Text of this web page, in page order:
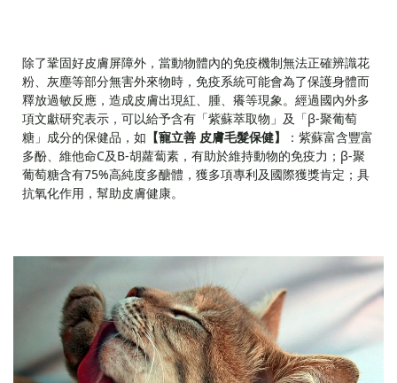
除了鞏固好皮膚屏障外，當動物體內的免疫機制無法正確辨識花
粉、灰塵等部分無害外來物時，免疫系統可能會為了保護身體而
釋放過敏反應，造成皮膚出現紅、腫、癢等現象。經過國內外多
項文獻研究表示，可以給予含有「紫蘇萃取物」及「β-聚葡萄
糖」成分的保健品，如 【寵立善 皮膚毛髮保健】
：紫蘇富含豐富
多酚、維他命C及B-胡蘿蔔素，有助於維持動物的免疫力；β-聚
葡萄糖含有75%高純度多醣體，獲多項專利及國際獲獎肯定；具
抗氧化作用，幫助皮膚健康。